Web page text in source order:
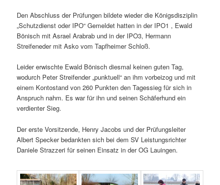
Den Abschluss der Prüfungen bildete wieder die Königsdisziplin
„Schutzdienst oder IPO“ Gemeldet hatten in der IPO1 , Ewald
Bönisch mit Asrael Arabrab und in der IPO3, Hermann
Streifeneder mit Asko vom Tapfheimer Schloß.
Leider erwischte Ewald Bönisch diesmal keinen guten Tag,
wodurch Peter Streifender „punktuell“ an ihm vorbeizog und mit
einem Kontostand von 260 Punkten den Tagessieg für sich in
Anspruch nahm. Es war für ihn und seinen Schäferhund ein
verdienter Sieg.
Der erste Vorsitzende, Henry Jacobs und der Prüfungsleiter
Albert Specker bedankten sich bei dem SV Leistungsrichter
Daniele Strazzeri für seinen Einsatz in der OG Lauingen.